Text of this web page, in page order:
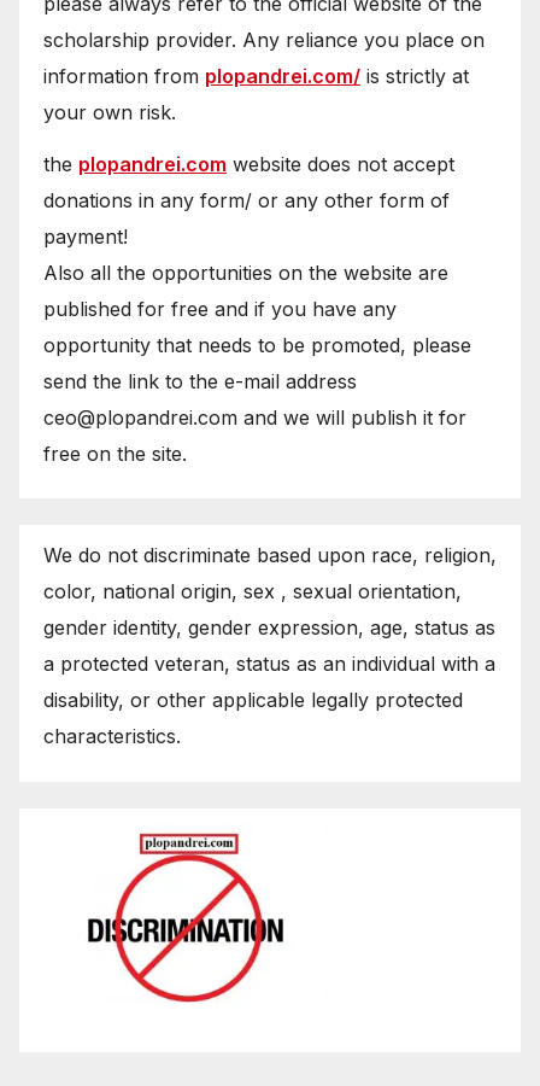
scholarship provider. Any reliance you place on
information from plopandrei.com/ is strictly at
your own risk.
the plopandrei.com website does not accept
donations in any form/ or any other form of
payment!
Also all the opportunities on the website are
published for free and if you have any
opportunity that needs to be promoted, please
send the link to the e-mail address
ceo@plopandrei.com and we will publish it for
free on the site.
We do not discriminate based upon race, religion,
color, national origin, sex , sexual orientation,
gender identity, gender expression, age, status as
a protected veteran, status as an individual with a
disability, or other applicable legally protected
characteristics.